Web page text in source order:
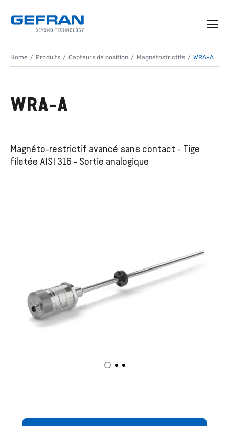
Home Produits Capteurs de position Magnétostrictifs WRA-A
WRA-A
Magnéto-restrictif avancé sans contact - Tige
filetée AISI 316 - Sortie analogique